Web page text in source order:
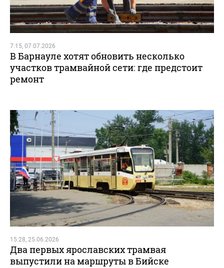
7:15, 07.07.2026
В Барнауле хотят обновить несколько
участков трамвайной сети: где предстоит
ремонт
15:28, 25.06.2026
Два первых ярославских трамвая
выпустили на маршруты в Бийске